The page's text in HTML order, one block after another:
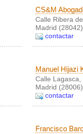
CS&M
Calle Ribera
Madrid (28042)
contactar
Manuel Hijazi
Calle Lagasca,
Madrid (28006)
contactar
Francisco